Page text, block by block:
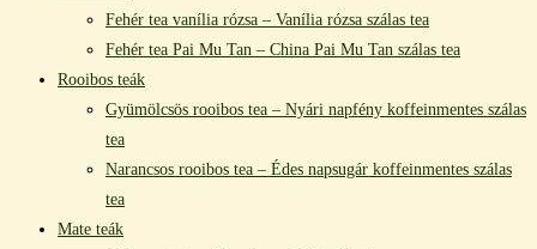
Fehér tea vanília rózsa – Vanília rózsa szálas tea
Fehér tea Pai Mu Tan – China Pai Mu Tan szálas tea
Rooibos teák
Gyümölcsös rooibos tea – Nyári napfény koffeinmentes szálas
tea
Narancsos rooibos tea – Édes napsugár koffeinmentes szálas
tea
Mate teák